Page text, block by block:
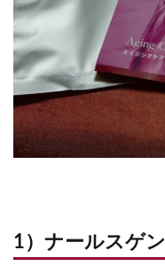
1）ナールスゲン